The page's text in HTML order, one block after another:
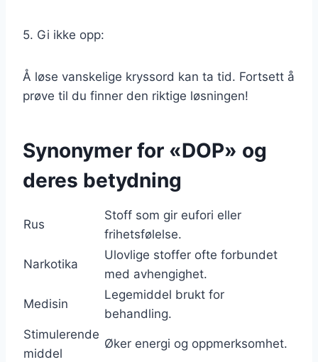
5. Gi ikke opp:
Å løse vanskelige kryssord kan ta tid. Fortsett å
prøve til du finner den riktige løsningen!
Synonymer for «DOP» og
deres betydning
Rus
Stoff som gir eufori eller
frihetsfølelse.
Narkotika
Ulovlige stoffer ofte forbundet
med avhengighet.
Medisin
Legemiddel brukt for
behandling.
Stimulerende
middel
Øker energi og oppmerksomhet.